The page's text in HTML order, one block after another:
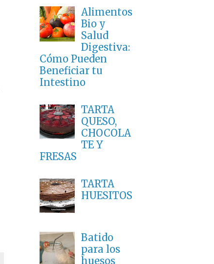
Alimentos
Bio y
Salud
Digestiva:
Cómo Pueden
Beneficiar tu
Intestino
TARTA
QUESO,
CHOCOLA
TE Y
FRESAS
TARTA
HUESITOS
Batido
para los
huesos